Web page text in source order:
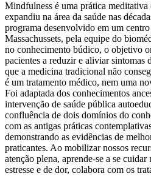
Mindfulness é uma prática meditativa
expandiu na área da saúde nas
programa desenvolvido em um
Massachussets, pela equipe do
no conhecimento búdico, o objetivo
pacientes a reduzir e aliviar sintomas
que a medicina tradicional não
é um tratamento médico, nem uma
Foi adaptada dos conhecimentos
intervenção de saúde pública
confluência de dois domínios do
com as antigas práticas
demonstrando as evidências de
praticantes. Ao mobilizar nossos
atenção plena, aprende-se a se
estresse e de dor, colabora com os